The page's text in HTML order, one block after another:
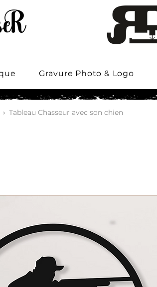
Gravure Photo & Logo
› Tableau Chasseur avec son chien